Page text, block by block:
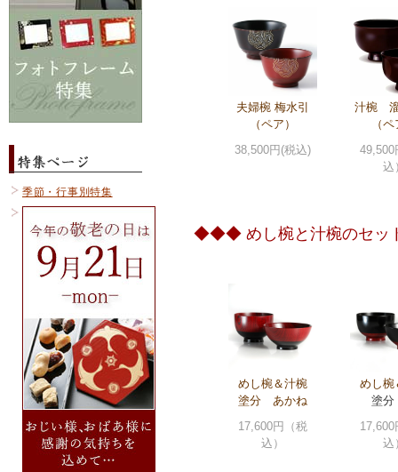
季節・行事別特集
夫婦椀 梅水引
（ペア）
38,500円(税込)
汁椀
（
49,500
込
◆◆◆ めし椀と汁椀のセッ
めし椀＆汁椀
塗分 あかね
17,600円（税
込）
めし椀
塗
17,600
込